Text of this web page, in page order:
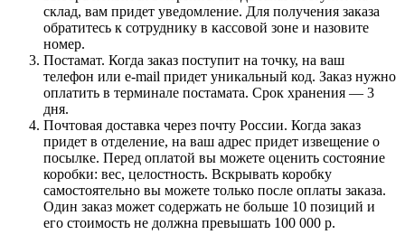
склад, вам придет уведомление. Для получения заказа
обратитесь к сотруднику в кассовой зоне и назовите
номер.
Постамат. Когда заказ поступит на точку, на ваш
телефон или e-mail придет уникальный код. Заказ нужно
оплатить в терминале постамата. Срок хранения — 3
дня.
Почтовая доставка через почту России. Когда заказ
придет в отделение, на ваш адрес придет извещение о
посылке. Перед оплатой вы можете оценить состояние
коробки: вес, целостность. Вскрывать коробку
самостоятельно вы можете только после оплаты заказа.
Один заказ может содержать не больше 10 позиций и
его стоимость не должна превышать 100 000 р.